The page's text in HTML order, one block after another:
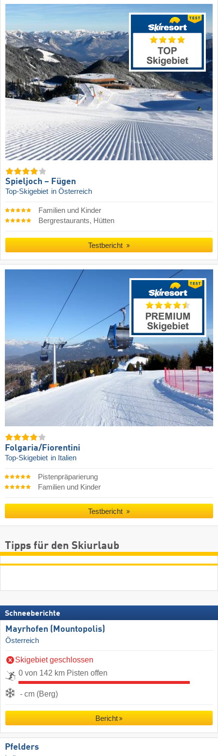
Spieljoch – Fügen
Top-Skigebiet in Österreich
Familien und Kinder
Bergrestaurants, Hütten
Testbericht
Folgaria/​Fiorentini
Top-Skigebiet in Italien
Pistenpräparierung
Familien und Kinder
Testbericht
Tipps für den Skiurlaub
Schneeberichte
Mayrhofen (Mountopolis)
Österreich
Skigebiet geschlossen
0 von 142 km Pisten offen
- cm (Berg)
Bericht
Pfelders